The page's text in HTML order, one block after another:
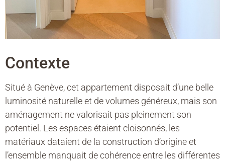
Contexte
Situé à Genève, cet appartement disposait d’une belle
luminosité naturelle et de volumes généreux, mais son
aménagement ne valorisait pas pleinement son
potentiel. Les espaces étaient cloisonnés, les
matériaux dataient de la construction d’origine et
l’ensemble manquait de cohérence entre les différentes